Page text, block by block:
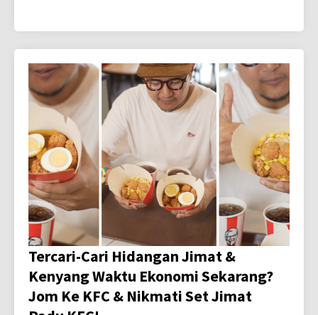
Tercari-Cari Hidangan Jimat &
Kenyang Waktu Ekonomi Sekarang?
Jom Ke KFC & Nikmati Set Jimat